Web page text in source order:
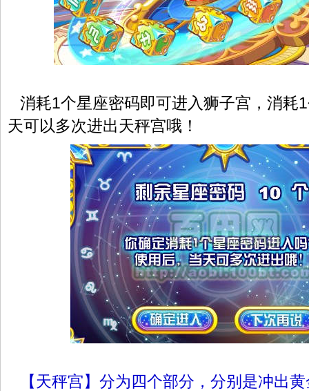
消耗1个星座密码即可进入狮子宫，消耗
天可以多次进出天秤宫哦！
【天秤宫】分为四个部分，分别是冲出